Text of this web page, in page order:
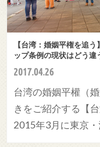
【台湾：婚姻平権を追
ップ条例の現状はどう違
2017.04.26
台湾の婚姻平權（
きをご紹介する【
2015年3月に東京